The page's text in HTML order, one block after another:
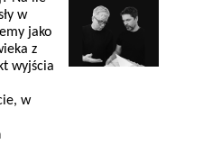
w
jako
z
wyjścia
w